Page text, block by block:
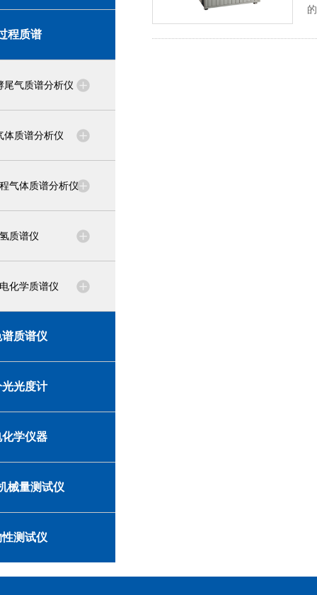
程质谱
尾气质谱分析仪
体质谱分析仪
气体质谱分析仪
质谱仪
化学质谱仪
质谱仪
光度计
学仪器
械量测试仪
测试仪